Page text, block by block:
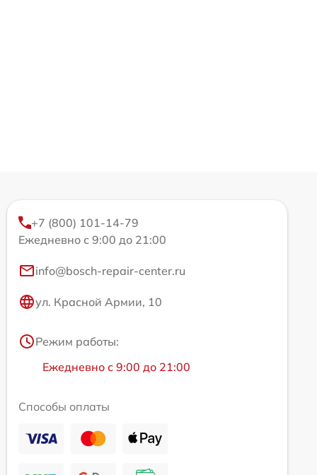
+7 (800) 101-14-79
Ежедневно с 9:00 до 21:00
info@bosch-repair-center.ru
ул. Красной Армии, 10
Режим работы:
Ежедневно с 9:00 до 21:00
Способы оплаты